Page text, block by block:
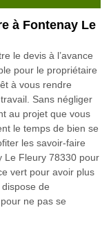
à Fontenay Le
le devis à l’avance
pour le propriétaire
à vous rendre
Sans négliger
au projet que vous
le temps de bien se
les savoir-faire
Le Fleury 78330 pour
vert pour avoir plus
de
ne pas se